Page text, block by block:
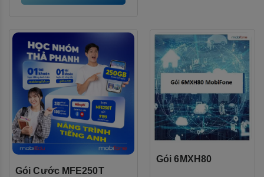
ngoại mạng. Kèm tài
Playcao cấp! Đăng ký
ngay!
cung cấp combo ưu
đãi vượt trội, giúp bạn
duy trì kết nối mượt
mà và khám phá thế
giới số không giới
hạn.
Gói Cước MFE250T
Gói 6MXH80